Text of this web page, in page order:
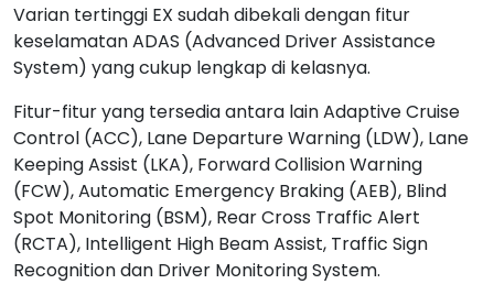
Varian tertinggi EX sudah dibekali dengan fitur
keselamatan ADAS (Advanced Driver Assistance
System) yang cukup lengkap di kelasnya.
Fitur-fitur yang tersedia antara lain Adaptive Cruise
Control (ACC), Lane Departure Warning (LDW), Lane
Keeping Assist (LKA), Forward Collision Warning
(FCW), Automatic Emergency Braking (AEB), Blind
Spot Monitoring (BSM), Rear Cross Traffic Alert
(RCTA), Intelligent High Beam Assist, Traffic Sign
Recognition dan Driver Monitoring System.